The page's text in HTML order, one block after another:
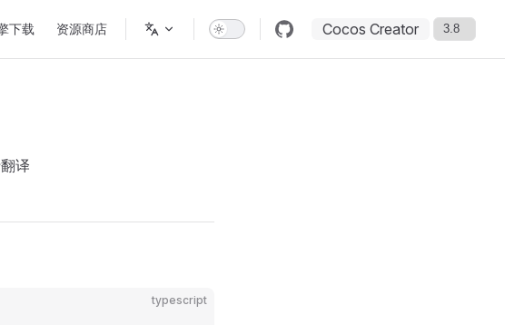
下载 资源商店 Cocos Creator
译
typescript